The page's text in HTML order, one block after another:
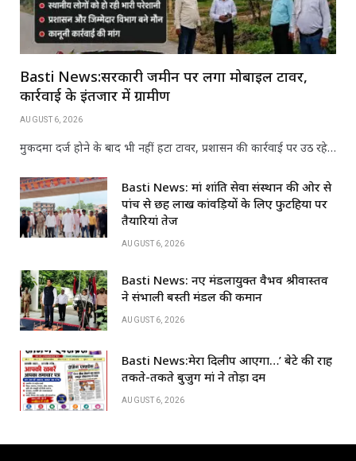
Basti News:सरकारी जमीन पर लगा मोबाइल टावर,
कार्रवाई के इंतजार में ग्रामीण
AUGUST 6, 2026
मुकदमा दर्ज होने के बाद भी नहीं हटा टावर, प्रशासन की कार्रवाई पर उठ रहे…
Basti News: मां शांति सेवा संस्थान की ओर से
पांच से छह लाख कांवड़ियों के लिए फुटहिया पर
तैयारियां तेज
AUGUST 6, 2026
Basti News: नए मंडलायुक्त वैभव श्रीवास्तव
ने संभाली बस्ती मंडल की कमान
AUGUST 6, 2026
Basti News:मेरा दिलीप आएगा…’ बेटे की राह
तकते-तकते बुजुर्ग मां ने तोड़ा दम
AUGUST 6, 2026